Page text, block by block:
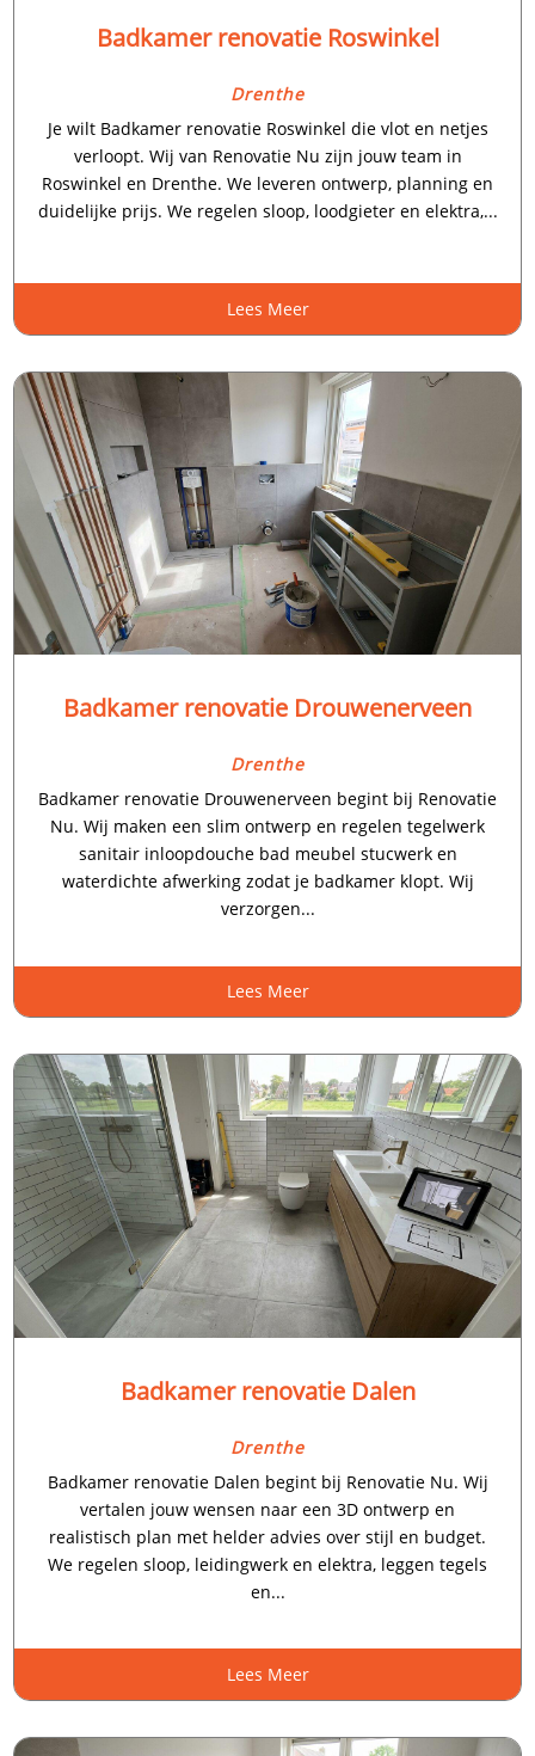
Badkamer renovatie Roswinkel
Drenthe
Je wilt Badkamer renovatie Roswinkel die vlot en netjes
verloopt. Wij van Renovatie Nu zijn jouw team in
Roswinkel en Drenthe. We leveren ontwerp, planning en
duidelijke prijs. We regelen sloop, loodgieter en elektra,...
Lees Meer
Badkamer renovatie Drouwenerveen
Drenthe
Badkamer renovatie Drouwenerveen begint bij Renovatie
Nu. Wij maken een slim ontwerp en regelen tegelwerk
sanitair inloopdouche bad meubel stucwerk en
waterdichte afwerking zodat je badkamer klopt. Wij
verzorgen...
Lees Meer
Badkamer renovatie Dalen
Drenthe
Badkamer renovatie Dalen begint bij Renovatie Nu. Wij
vertalen jouw wensen naar een 3D ontwerp en
realistisch plan met helder advies over stijl en budget.
We regelen sloop, leidingwerk en elektra, leggen tegels
en...
Lees Meer